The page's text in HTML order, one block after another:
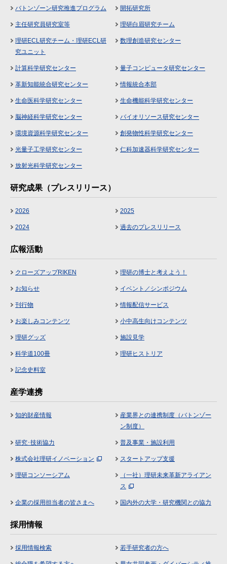
バトンゾーン研究推進プログラム 開拓研究所
主任研究員研究室等 理研白眉研究チーム
理研ECL研究チーム・理研ECL研
究ユニット
数理創造研究センター
計算科学研究センター 量子コンピュータ研究センター
革新知能統合研究センター 情報統合本部
生命医科学研究センター 生命機能科学研究センター
脳神経科学研究センター バイオリソース研究センター
環境資源科学研究センター 創発物性科学研究センター
光量子工学研究センター 仁科加速器科学研究センター
放射光科学研究センター
研究成果（プレスリリース）
2026 2025
2024 過去のプレスリリース
広報活動
クローズアップRIKEN 理研の博士と考えよう！
お知らせ イベント／シンポジウム
刊行物 情報配信サービス
お楽しみコンテンツ 小中高生向けコンテンツ
理研グッズ 施設見学
科学道100冊 理研ヒストリア
記念史料室
産学連携
知的財産情報
産業界との連携制度（バトンゾー
ン制度）
研究･技術協力 普及事業・施設利用
株式会社理研イノベーション スタートアップ支援
理研コンソーシアム
（一社）理研未来革新アライアン
ス
企業の採用担当者の皆さまへ 国内外の大学・研究機関との協力
採用情報
採用情報検索 若手研究者の方へ